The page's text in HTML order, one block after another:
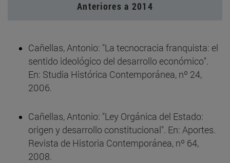
Anteriores a 2014
Cañellas, Antonio: "La tecnocracia franquista: el
sentido ideológico del desarrollo económico".
En: Studia Histórica Contemporánea, nº 24,
2006.
Cañellas, Antonio: "Ley Orgánica del Estado:
origen y desarrollo constitucional". En: Aportes.
Revista de Historia Contemporánea, nº 64,
2008.